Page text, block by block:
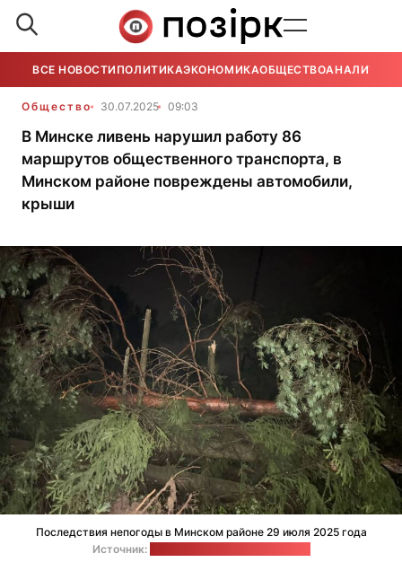
ВСЕ НОВОСТИ ПОЛИТИКАЭКОНОМИКАОБЩЕСТВОАНАЛИТИКА
Общество 30.07.2025 09:03
В Минске ливень нарушил работу 86
маршрутов общественного транспорта, в
Минском районе повреждены автомобили,
крыши
Последствия непогоды в Минском районе 29 июля 2025 года
Источник: